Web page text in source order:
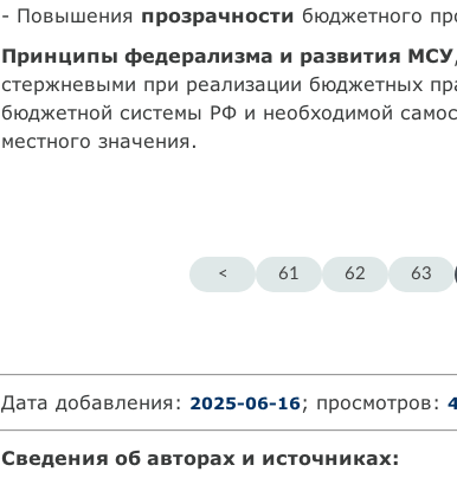
- Повышения прозрачности бюджетного
Принципы федерализма и развития МСУ
стержневыми при реализации бюджетных
бюджетной системы РФ и необходимой
местного значения.
< 61 62 63
Дата добавления: 2025-06-16; просмотров:
Сведения об авторах и источниках: